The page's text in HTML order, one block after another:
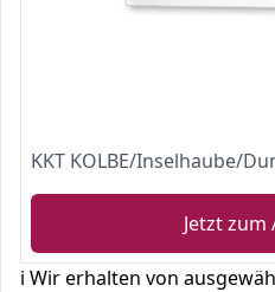
Jetzt
ℹ️ Wir erhalten von